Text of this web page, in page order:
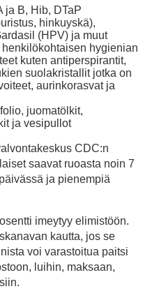
ja B, Hib, DTaP
hinkuyskä),
(HPV) ja muut
hygienian
kuten antiperspirantit,
suolakristallit jotka on
aurinkorasvat ja
juomatölkit,
ja vesipullot
CDC:n
saavat ruoasta noin 7
ja pienempiä
imeytyy elimistöön.
kautta, jos se
voi varastoitua paitsi
luihin, maksaan,